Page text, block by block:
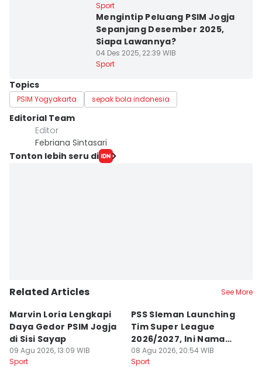
Sport
Mengintip Peluang PSIM Jogja
Sepanjang Desember 2025,
Siapa Lawannya?
04 Des 2025, 22:39 WIB
Sport
Topics
PSIM Yogyakarta sepak bola indonesia
Editorial Team
Editor
Febriana Sintasari
Tonton lebih seru di
Related Articles See More
Marvin Loria Lengkapi
Daya Gedor PSIM Jogja
di Sisi Sayap
09 Agu 2026, 13:09 WIB
Sport
PSS Sleman Launching
Tim Super League
2026/2027, Ini Nama
Para Pemain
08 Agu 2026, 20:54 WIB
Sport